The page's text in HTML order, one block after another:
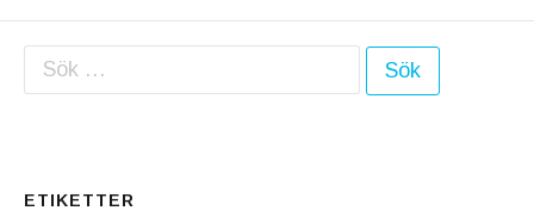
Sök efter:
ETIKETTER